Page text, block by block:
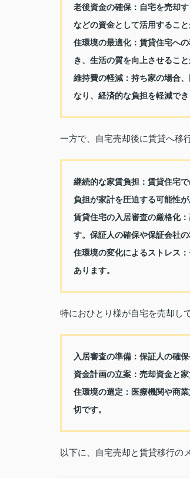
老後資金の確保 ：自宅を売却
などの資金として活用すること
住環境の最適化：賃貸住宅へ
き、生活の質を向上させること
維持費の軽減 ：持ち家の場合
なり、経済的な負担を軽減でき
一方で、自宅売却後に賃貸へ移
継続的な家賃負担 ：賃貸住宅
負担が家計を圧迫する可能性が
賃貸住宅の入居審査の厳格化
す。保証人の確保や保証会社
住環境の変化によるストレス
あります。
特におひとり様が自宅を売却し
入居審査の準備 ：保証人の確
資金計画の立案 ：売却資金と
住環境の選定 ：医療機関や商
切です。
以下に、自宅売却と賃貸移行の